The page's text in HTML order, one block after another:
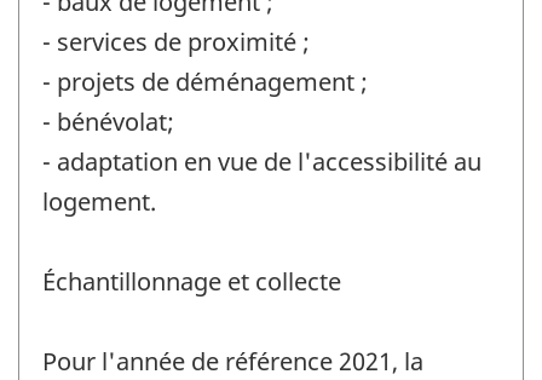
- services de proximité ;
- projets de déménagement ;
- bénévolat;
- adaptation en vue de l'accessibilité au
logement.
Échantillonnage et collecte
Pour l'année de référence 2021, la